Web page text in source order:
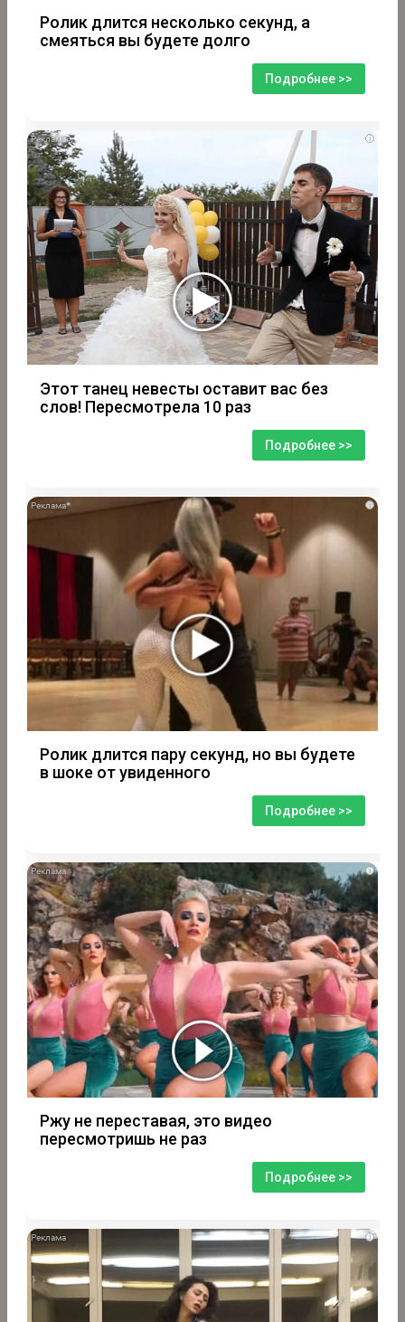
Ролик длится несколько секунд, а
смеяться вы будете долго
Подробнее >>
i
Этот танец невесты оставит вас без
слов! Пересмотрела 10 раз
Подробнее >>
i
Ролик длится пару секунд, но вы будете
в шоке от увиденного
Подробнее >>
i
Ржу не переставая, это видео
пересмотришь не раз
Подробнее >>
i